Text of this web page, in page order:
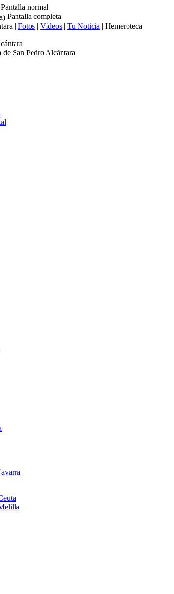
Pantalla normal
Pantalla completa
| Fotos | Vídeos | Tu Noticia | Hemeroteca
de San Pedro Alcántara